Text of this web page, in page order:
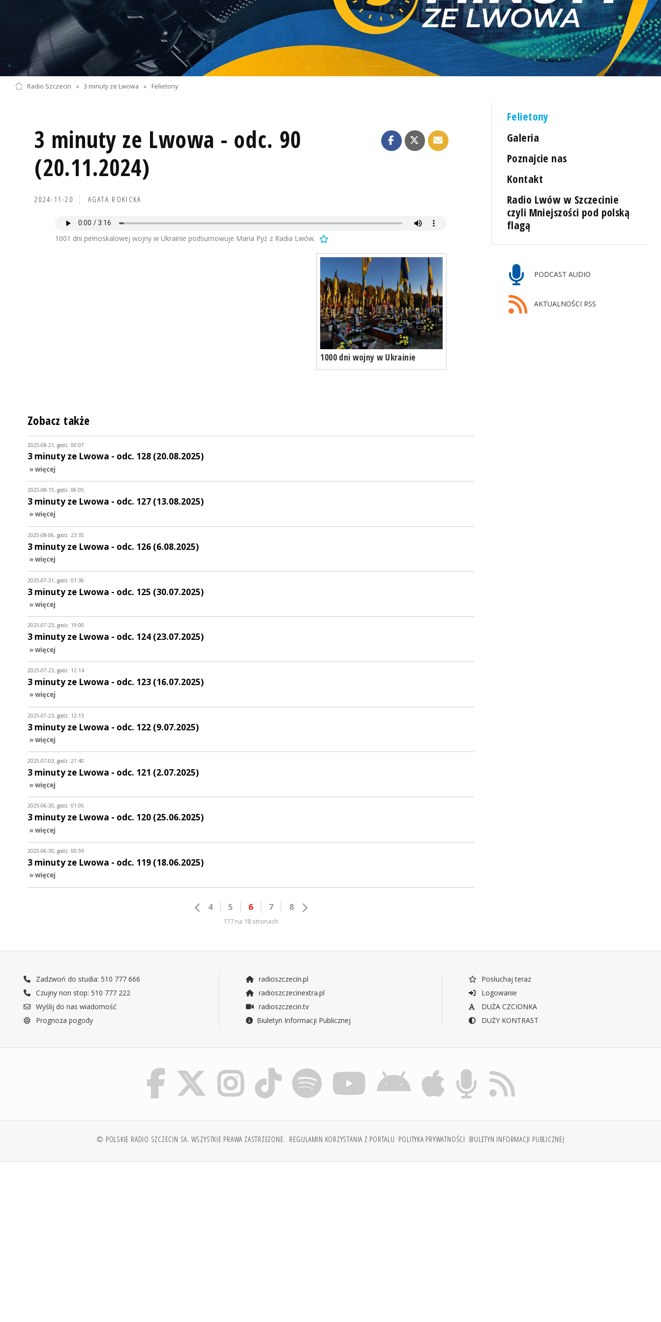
Radio Szczecin » 3 minuty ze Lwowa » Felietony
3 minuty ze Lwowa - odc. 90
(20.11.2024)
2024-11-20 AGATA ROKICKA
1001 dni pełnoskalowej wojny w Ukrainie podsumowuje Maria Pyż z Radia Lwów.
1000 dni wojny w Ukrainie
Felietony
Galeria
Poznajcie nas
Kontakt
Radio Lwów w Szczecinie
czyli Mniejszości pod polską
flagą
PODCAST AUDIO
AKTUALNOŚCI RSS
Zobacz także
2025-08-21, godz. 00:07
3 minuty ze Lwowa - odc. 128 (20.08.2025)
» więcej
2025-08-15, godz. 06:05
3 minuty ze Lwowa - odc. 127 (13.08.2025)
» więcej
2025-08-06, godz. 23:35
3 minuty ze Lwowa - odc. 126 (6.08.2025)
» więcej
2025-07-31, godz. 01:36
3 minuty ze Lwowa - odc. 125 (30.07.2025)
» więcej
2025-07-23, godz. 19:00
3 minuty ze Lwowa - odc. 124 (23.07.2025)
» więcej
2025-07-23, godz. 12:14
3 minuty ze Lwowa - odc. 123 (16.07.2025)
» więcej
2025-07-23, godz. 12:13
3 minuty ze Lwowa - odc. 122 (9.07.2025)
» więcej
2025-07-03, godz. 21:40
3 minuty ze Lwowa - odc. 121 (2.07.2025)
» więcej
2025-06-30, godz. 01:05
3 minuty ze Lwowa - odc. 120 (25.06.2025)
» więcej
2025-06-30, godz. 00:59
3 minuty ze Lwowa - odc. 119 (18.06.2025)
» więcej
4 5 6 7 8
177 na 18 stronach
Zadzwoń do studia: 510 777 666
Czujny non stop: 510 777 222
Wyślij do nas wiadomość
Prognoza pogody
radioszczecin.pl
radioszczecinextra.pl
radioszczecin.tv
Biuletyn Informacji Publicznej
Posłuchaj teraz
Logowanie
DUŻA CZCIONKA
DUŻY KONTRAST
© POLSKIE RADIO SZCZECIN SA. WSZYSTKIE PRAWA ZASTRZEŻONE. REGULAMIN KORZYSTANIA Z PORTALU POLITYKA PRYWATNOŚCI BIULETYN INFORMACJI PUBLICZNEJ